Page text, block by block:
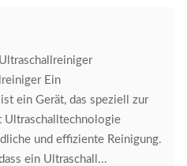
Ein
ein Gerät, das speziell zur
Ultraschalltechnologie
und effiziente Reinigung.
ein Ultraschall...